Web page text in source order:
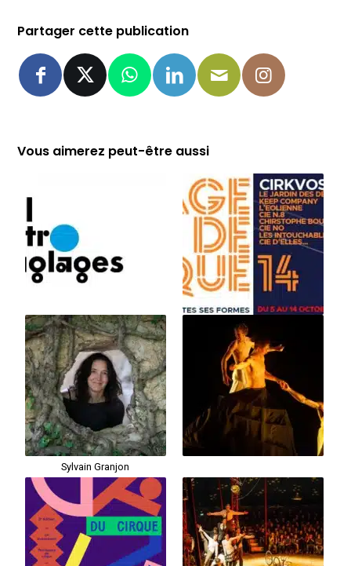
Partager cette publication
Vous aimerez peut-être aussi
Sylvain Granjon